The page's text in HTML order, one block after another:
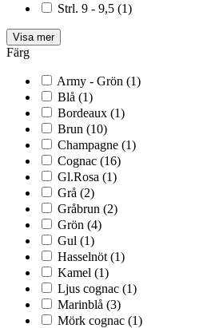
Strl. 9 - 9,5 (1)
Visa mer
Färg
Army - Grön (1)
Blå (1)
Bordeaux (1)
Brun (10)
Champagne (1)
Cognac (16)
Gl.Rosa (1)
Grå (2)
Gråbrun (2)
Grön (4)
Gul (1)
Hasselnöt (1)
Kamel (1)
Ljus cognac (1)
Marinblå (3)
Mörk cognac (1)